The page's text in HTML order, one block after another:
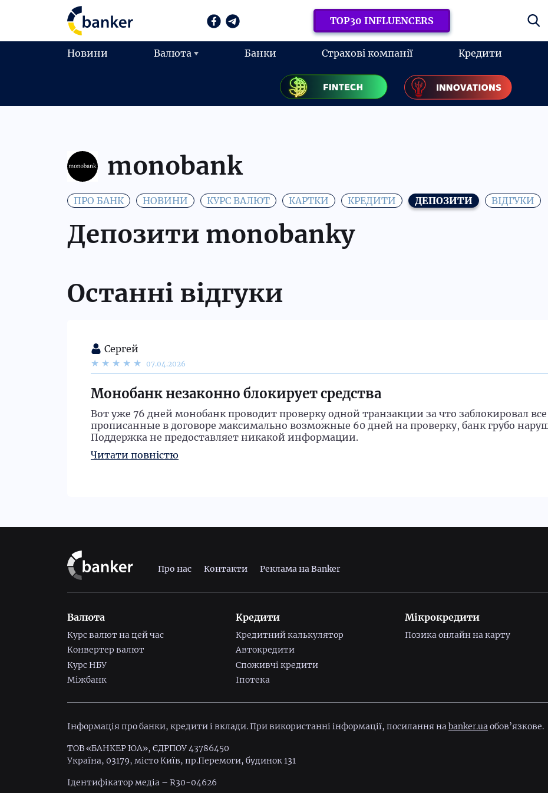
TOP30 INFLUENCERS
Новини Валюта Банки Страхові компанії Кредити
monobank
ПРО БАНК НОВИНИ КУРС ВАЛЮТ КАРТКИ КРЕДИТИ ДЕПОЗИТИ ВІДГУКИ
Депозити monobankу
Останні відгуки
Сергей
07.04.2026
Монобанк незаконно блокирует средства
Вот уже 76 дней монобанк проводит проверку одной транзакции за что заблокировал
прописанные в договоре максимально возможные 60 дней на проверку, банк грубо
Поддержка не предоставляет никакой информации.
Про нас Контакти Реклама на Banker
Валюта
Курс валют на цей час
Конвертер валют
Курс НБУ
Міжбанк
Кредити
Кредитний калькулятор
Автокредити
Споживчі кредити
Іпотека
Мікрокредити
Позика онлайн на карту
Інформація про банки, кредити і вклади. При використанні інформації, посилання наbanker.uaобов’язкове.
ТОВ «БАНКЕР ЮА», ЄДРПОУ 43786450
Україна, 03179, місто Київ, пр.Перемоги, будинок 131
Ідентифiкатор медiа – R30-04626